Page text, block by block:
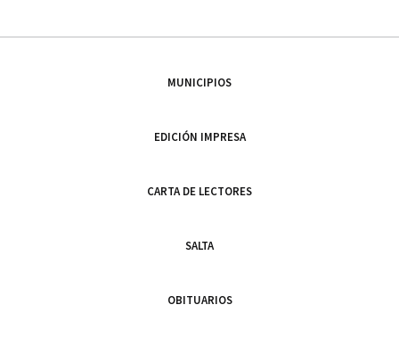
MUNICIPIOS
EDICIÓN IMPRESA
CARTA DE LECTORES
SALTA
OBITUARIOS